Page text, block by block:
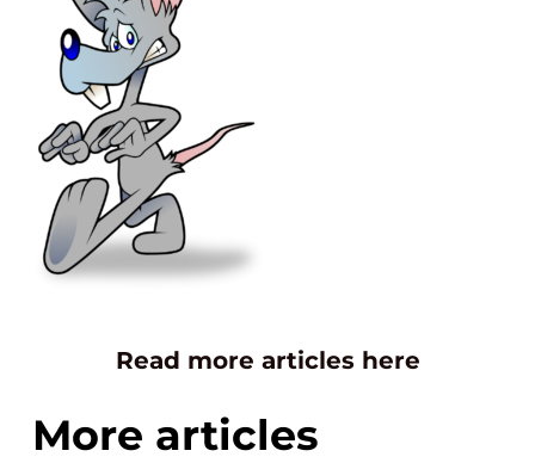
Read more articles here
More articles